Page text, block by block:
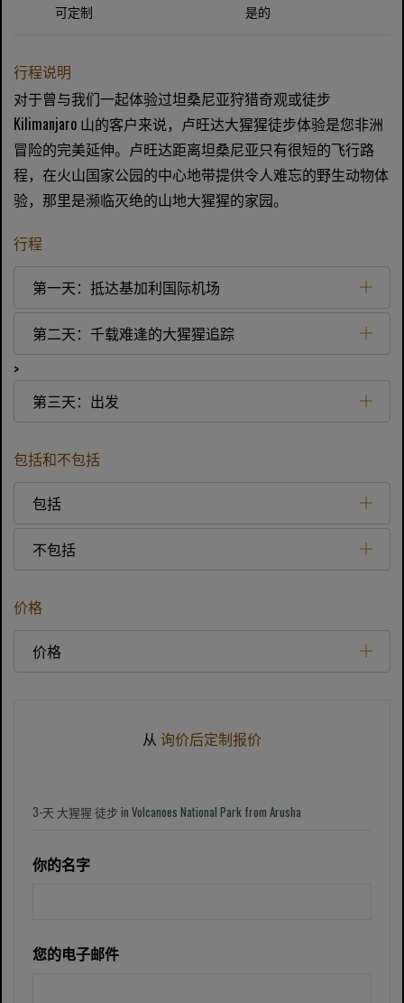
可定制 是的
行程说明
对于曾与我们一起体验过坦桑尼亚狩猎奇观或徒步
Kilimanjaro 山的客户来说，卢旺达大猩猩徒步体验是您非洲
冒险的完美延伸。卢旺达距离坦桑尼亚只有很短的飞行路
程，在火山国家公园的中心地带提供令人难忘的野生动物体
验，那里是濒临灭绝的山地大猩猩的家园。
行程
第一天：抵达基加利国际机场
第二天：千载难逢的大猩猩追踪
>
第三天：出发
包括和不包括
包括
不包括
价格
价格
从 询价后定制报价
你的名字
您的电子邮件